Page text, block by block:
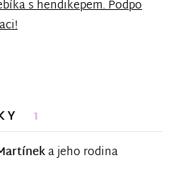
s hendikepem. Podpo
1
a jeho rodina